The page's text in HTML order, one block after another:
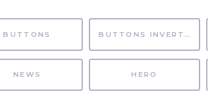
BUTTONS BUTTONS INVERTIERT
NEWS HERO